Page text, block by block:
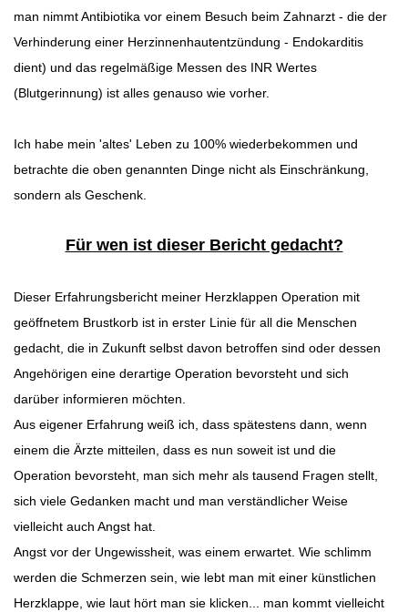
man nimmt Antibiotika vor einem Besuch beim Zahnarzt - die der
Verhinderung einer Herzinnenhautentzündung - Endokarditis
dient) und das regelmäßige Messen des INR Wertes
(Blutgerinnung) ist alles genauso wie vorher.
Ich habe mein 'altes' Leben zu 100% wiederbekommen und
betrachte die oben genannten Dinge nicht als Einschränkung,
sondern als Geschenk.
Für wen ist dieser Bericht gedacht?
Dieser Erfahrungsbericht meiner Herzklappen Operation mit
geöffnetem Brustkorb ist in erster Linie für all die Menschen
gedacht, die in Zukunft selbst davon betroffen sind oder dessen
Angehörigen eine derartige Operation bevorsteht und sich
darüber informieren möchten.
Aus eigener Erfahrung weiß ich, dass spätestens dann, wenn
einem die Ärzte mitteilen, dass es nun soweit ist und die
Operation bevorsteht, man sich mehr als tausend Fragen stellt,
sich viele Gedanken macht und man verständlicher Weise
vielleicht auch Angst hat.
Angst vor der Ungewissheit, was einem erwartet. Wie schlimm
werden die Schmerzen sein, wie lebt man mit einer künstlichen
Herzklappe, wie laut hört man sie klicken... man kommt vielleicht